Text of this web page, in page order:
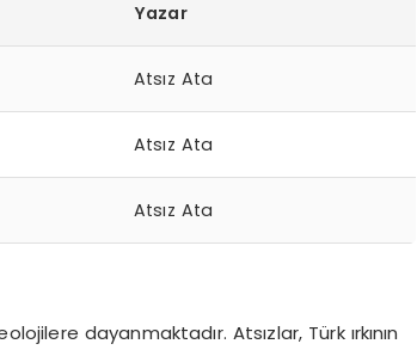
Yazar
Atsız Ata
Atsız Ata
Atsız Ata
dayanmaktadır. Atsızlar, Türk ırkının